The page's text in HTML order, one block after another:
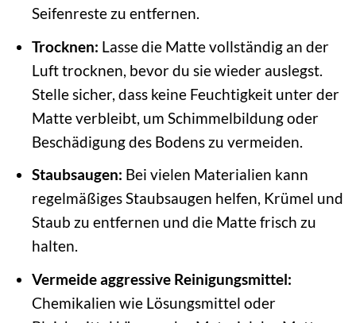
Seifenreste zu entfernen.
Trocknen: Lasse die Matte vollständig an der
Luft trocknen, bevor du sie wieder auslegst.
Stelle sicher, dass keine Feuchtigkeit unter der
Matte verbleibt, um Schimmelbildung oder
Beschädigung des Bodens zu vermeiden.
Staubsaugen: Bei vielen Materialien kann
regelmäßiges Staubsaugen helfen, Krümel und
Staub zu entfernen und die Matte frisch zu
halten.
Vermeide aggressive Reinigungsmittel:
Chemikalien wie Lösungsmittel oder